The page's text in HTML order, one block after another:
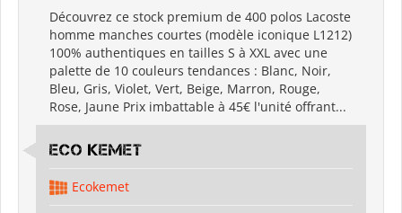
Découvrez ce stock premium de 400 polos Lacoste
homme manches courtes (modèle iconique L1212)
100% authentiques en tailles S à XXL avec une
palette de 10 couleurs tendances : Blanc, Noir,
Bleu, Gris, Violet, Vert, Beige, Marron, Rouge,
Rose, Jaune Prix imbattable à 45€ l'unité offrant...
Eco kemet
Ecokemet